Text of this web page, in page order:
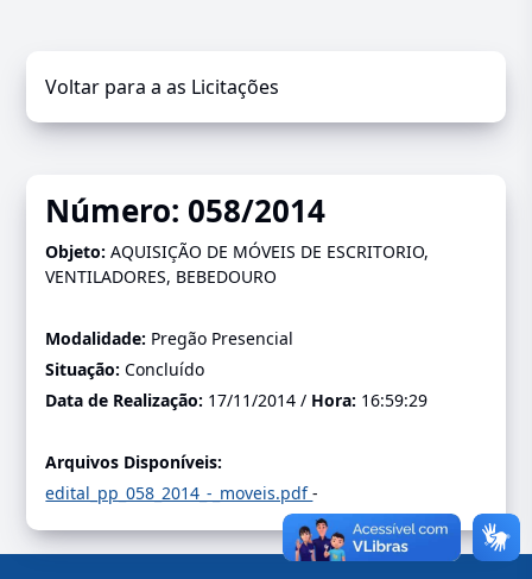
Voltar para a as Licitações
Número: 058/2014
Objeto:AQUISIÇÃO DE MÓVEIS DE ESCRITORIO,
VENTILADORES, BEBEDOURO
Modalidade: Pregão Presencial
Situação:Concluído
Data de Realização: 17/11/2014 / Hora: 16:59:29
Arquivos Disponíveis:
edital_pp_058_2014_-_moveis.pdf-